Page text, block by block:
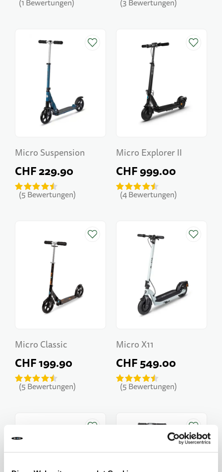
1 Bewertungen 3 Bewertungen
Micro Suspension
CHF 229.90
5 Bewertungen
Micro Explorer II
CHF 999.00
4Bewertungen
Micro Classic
CHF 199.90
5 Bewertungen
Micro X11
CHF 549.00
5 Bewertungen